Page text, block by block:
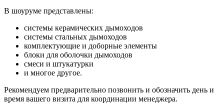
В шоуруме представлены:
системы керамических дымоходов
системы стальных дымоходов
комплектующие и доборные элементы
блоки для оболочки дымоходов
смеси и штукатурки
и многое другое.
Рекомендуем предварительно позвонить и обозначить день и
время вашего визита для координации менеджера.